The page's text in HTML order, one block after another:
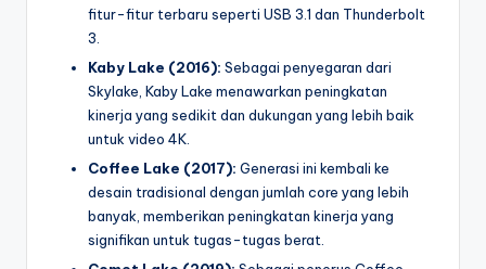
fitur-fitur terbaru seperti USB 3.1 dan Thunderbolt
3.
Kaby Lake (2016): Sebagai penyegaran dari
Skylake, Kaby Lake menawarkan peningkatan
kinerja yang sedikit dan dukungan yang lebih baik
untuk video 4K.
Coffee Lake (2017): Generasi ini kembali ke
desain tradisional dengan jumlah core yang lebih
banyak, memberikan peningkatan kinerja yang
signifikan untuk tugas-tugas berat.